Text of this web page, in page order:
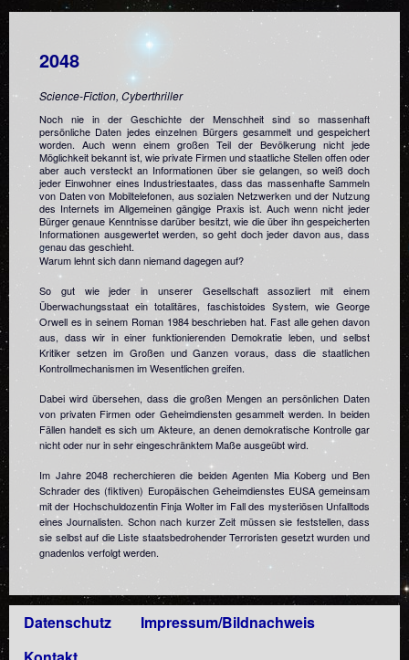
2048
Science-Fiction, Cyberthriller
Noch nie in der Geschichte der Menschheit sind so massenhaft
persönliche Daten jedes einzelnen Bürgers gesammelt und gespeichert
worden. Auch wenn einem großen Teil der Bevölkerung nicht jede
Möglichkeit bekannt ist, wie private Firmen und staatliche Stellen offen oder
aber auch versteckt an Informationen über sie gelangen, so weiß doch
jeder Einwohner eines Industriestaates, dass das massenhafte Sammeln
von Daten von Mobiltelefonen, aus sozialen Netzwerken und der Nutzung
des Internets im Allgemeinen gängige Praxis ist. Auch wenn nicht jeder
Bürger genaue Kenntnisse darüber besitzt, wie die über ihn gespeicherten
Informationen ausgewertet werden, so geht doch jeder davon aus, dass
genau das geschieht.
Warum lehnt sich dann niemand dagegen auf?
So gut wie jeder in unserer Gesellschaft assoziiert mit einem
Überwachungsstaat ein totalitäres, faschistoides System, wie George
Orwell es in seinem Roman 1984 beschrieben hat. Fast alle gehen davon
aus, dass wir in einer funktionierenden Demokratie leben, und selbst
Kritiker setzen im Großen und Ganzen voraus, dass die staatlichen
Kontrollmechanismen im Wesentlichen greifen.
Dabei wird übersehen, dass die großen Mengen an persönlichen Daten
von privaten Firmen oder Geheimdiensten gesammelt werden. In beiden
Fällen handelt es sich um Akteure, an denen demokratische Kontrolle gar
nicht oder nur in sehr eingeschränktem Maße ausgeübt wird.
Im Jahre 2048 recherchieren die beiden Agenten Mia Koberg und Ben
Schrader des (fiktiven) Europäischen Geheimdienstes EUSA gemeinsam
mit der Hochschuldozentin Finja Wolter im Fall des mysteriösen Unfalltods
eines Journalisten. Schon nach kurzer Zeit müssen sie feststellen, dass
sie selbst auf die Liste staatsbedrohender Terroristen gesetzt wurden und
gnadenlos verfolgt werden.
Datenschutz
Impressum/Bildnachweis